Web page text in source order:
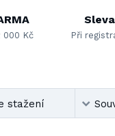
000 Kč Při
stažení